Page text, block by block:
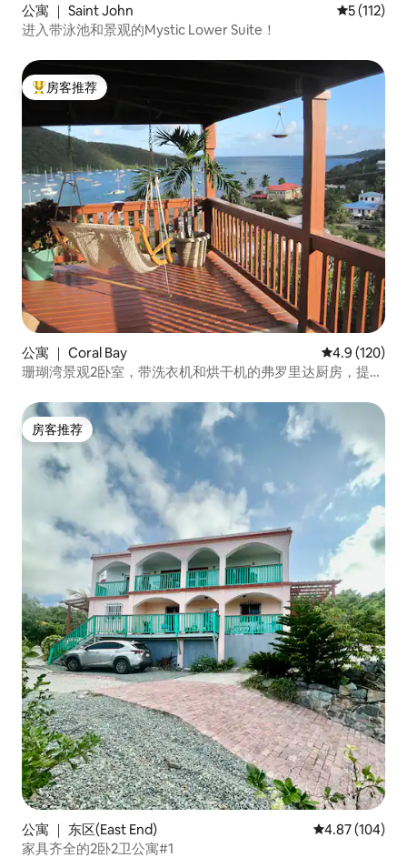
公寓 ｜ Saint John 平均评分 5
5 (112)
进入带泳池和景观的Mystic Lower Suite！
热门「房客推荐」
房客推荐
公寓 ｜ Coral Bay 平均评分 4.9
4.9 (120)
珊瑚湾景观2卧室，带洗衣机和烘干机的弗罗里达厨房，提供
房客推荐
房客推荐
公寓 ｜ 东区(East End) 平均评分 4.87
4.87 (104)
家具齐全的2卧2卫公寓#1